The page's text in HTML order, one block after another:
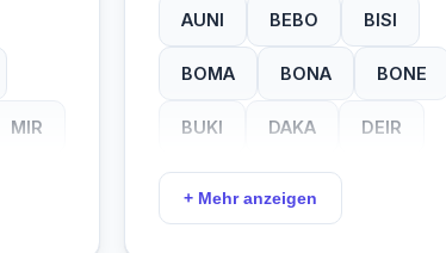
MIR
AUNI BEBO BISI
BOMA BONA BONE
BUKI DAKA DEIR
+ Mehr anzeigen